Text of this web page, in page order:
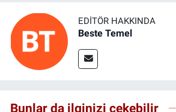
EDITÖR HAKKINDA
Beste Temel
Bunlar da ilginizi çekebilir